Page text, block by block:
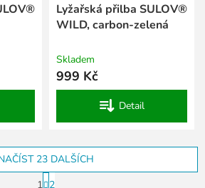
Lyžařská přilba SULOV®
WILD, carbon-zelená
Skladem
999 Kč
Detail
23 DALŠÍCH
S
1 2